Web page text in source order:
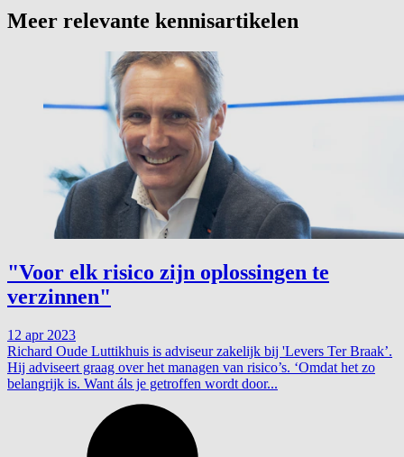
Meer relevante kennisartikelen
"Voor elk risico zijn oplossingen te
verzinnen"
12 apr 2023
Richard Oude Luttikhuis is adviseur zakelijk bij 'Levers Ter Braak’.
Hij adviseert graag over het managen van risico’s. ‘Omdat het zo
belangrijk is. Want áls je getroffen wordt door...